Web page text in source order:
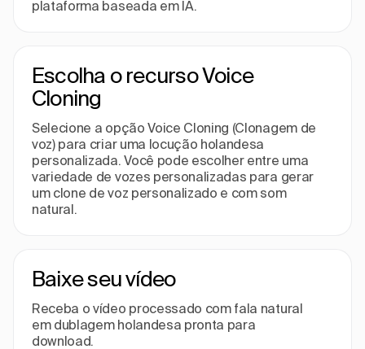
plataforma baseada em IA.
Escolha o recurso Voice
Cloning
Selecione a opção Voice Cloning (Clonagem de
voz) para criar uma locução holandesa
personalizada. Você pode escolher entre uma
variedade de vozes personalizadas para gerar
um clone de voz personalizado e com som
natural.
Baixe seu vídeo
Receba o vídeo processado com fala natural
em dublagem holandesa pronta para
download.